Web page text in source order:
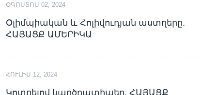
ՕԳՈՍՏՈՍ 02, 2024
Օլիմպիական և Հոլիվուդյան աստղերը.
ՀԱՅԱՑՔ ԱՄԵՐԻԿԱ
ՀՈՒԼԻՍ 12, 2024
Կոտրելով կարծրատիպեր. ՀԱՅԱՑՔ